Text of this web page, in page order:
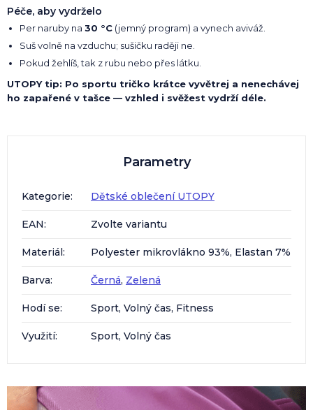
Péče, aby vydrželo
Per naruby na 30 °C (jemný program) a vynech aviváž.
Suš volně na vzduchu; sušičku raději ne.
Pokud žehlíš, tak z rubu nebo přes látku.
UTOPY tip: Po sportu tričko krátce vyvětrej a nenechávej
ho zapařené v tašce — vzhled i svěžest vydrží déle.
Parametry
Kategorie: Dětské oblečení UTOPY
EAN: Zvolte variantu
Materiál: Polyester mikrovlákno 93%, Elastan 7%
Barva: Černá, Zelená
Hodí se: Sport, Volný čas, Fitness
Využití: Sport, Volný čas